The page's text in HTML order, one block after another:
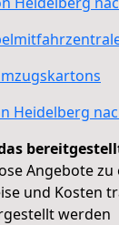
Heidelberg
Angebote zu
und Kosten
werden